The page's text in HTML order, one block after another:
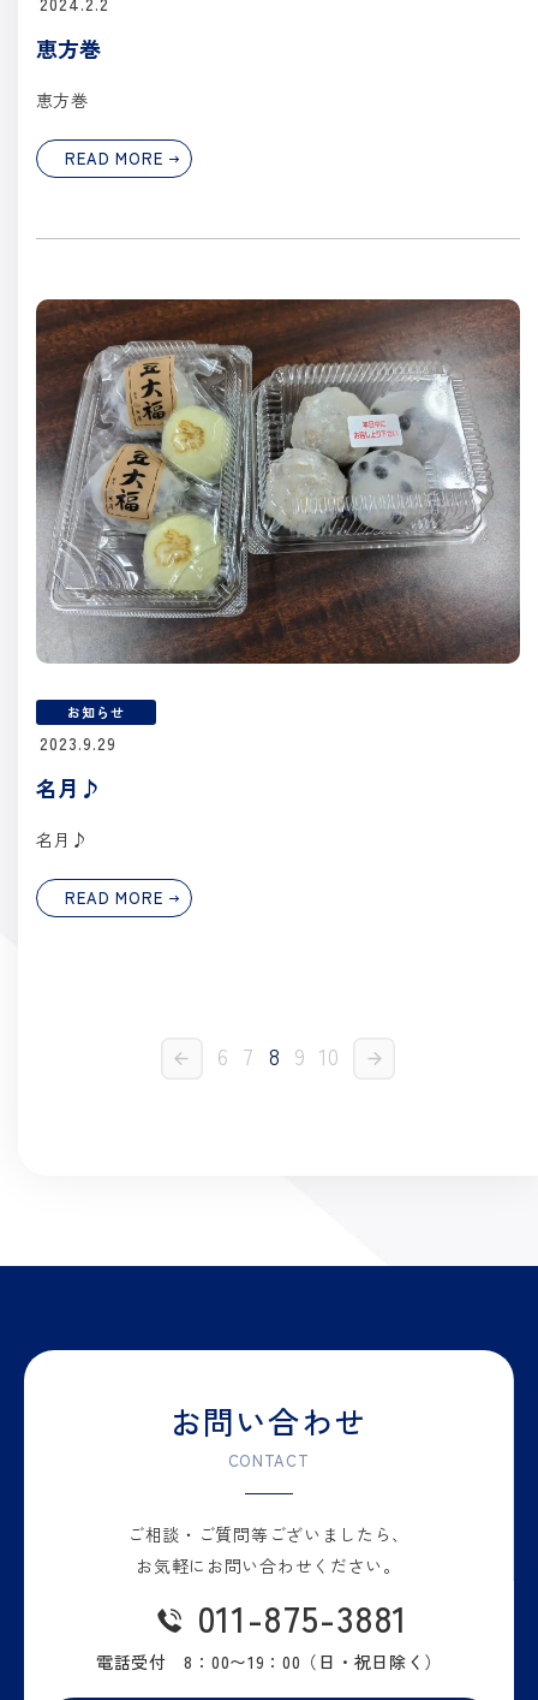
恵方巻
恵方巻
READ MORE
お知らせ
2023.9.29
名月♪
名月♪
READ MORE
6 7 8 9 10
お問い合わせ
CONTACT
ご相談・ご質問等 ございましたら、
お気軽に お問い合わせください。
011-875-3881
電話受付 8：00〜19：00 （日・祝日除く）